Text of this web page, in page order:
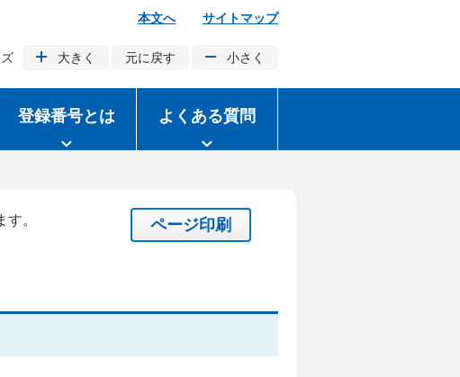
本文へ サイトマップ
大きく 元に戻す 小さく
登録番号とは よくある質問
。 ページ印刷